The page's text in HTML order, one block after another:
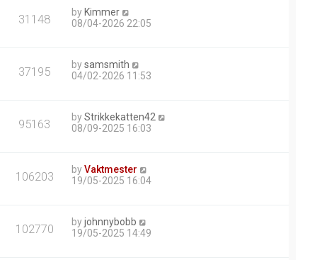
31148 by Kimmer
08/04-2026 22:05
37195 bysamsmith
04/02-2026 11:53
95163 byStrikkekatten42
08/09-2025 16:03
106203 byVaktmester
19/05-2025 16:04
102770 byjohnnybobb
19/05-2025 14:49